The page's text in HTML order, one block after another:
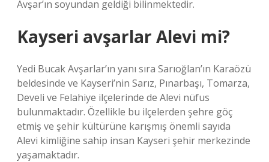
Avşar’ın soyundan geldiği bilinmektedir.
Kayseri avşarlar Alevi mi?
Yedi Bucak Avşarlar’ın yanı sıra Sarıoğlan’ın Karaözü
beldesinde ve Kayseri’nin Sarız, Pınarbaşı, Tomarza,
Develi ve Felahiye ilçelerinde de Alevi nüfus
bulunmaktadır. Özellikle bu ilçelerden şehre göç
etmiş ve şehir kültürüne karışmış önemli sayıda
Alevi kimliğine sahip insan Kayseri şehir merkezinde
yaşamaktadır.